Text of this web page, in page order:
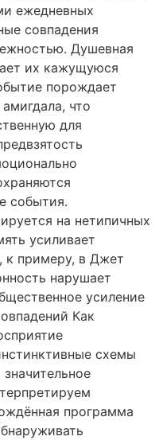
ежедневных
совпадения
Душевная
их кажущуюся
порождает
что
для
события.
на нетипичных
усиливает
к примеру, в Джет
нарушает
усиление
Как
схемы
программа